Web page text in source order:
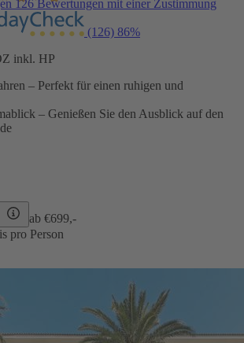
126 Bewertungen mit einer Zustimmung
(126) 86%
inkl. HP
– Perfekt für einen ruhigen und
– Genießen Sie den Ausblick auf den
ab €699,-
pro Person